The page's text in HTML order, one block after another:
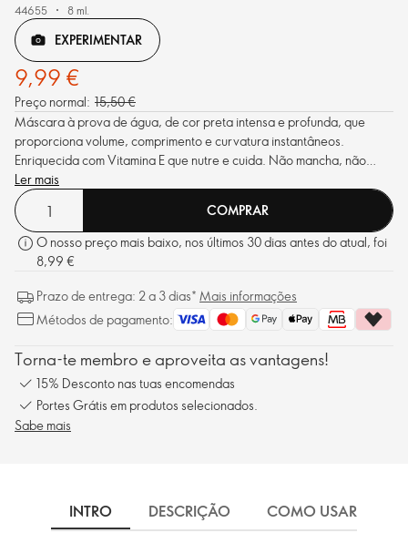
44655 8 ml.
EXPERIMENTAR
9,99 €
Preço normal: 15,50 €
Máscara à prova de água, de cor preta intensa e profunda, que
proporciona volume, comprimento e curvatura instantâneos.
Enriquecida com Vitamina E que nutre e cuida. Não mancha, não
forma grumos, nem escama.
Ler mais
COMPRAR
O nosso preço mais baixo, nos últimos 30 dias antes do atual, foi
8,99 €
Prazo de entrega: 2 a 3 dias* Mais informações
Métodos de pagamento:
Torna-te membro e aproveita as vantagens!
15% Desconto nas tuas encomendas
Portes Grátis em produtos selecionados.
Sabe mais
INTRO DESCRIÇÃO COMO USAR